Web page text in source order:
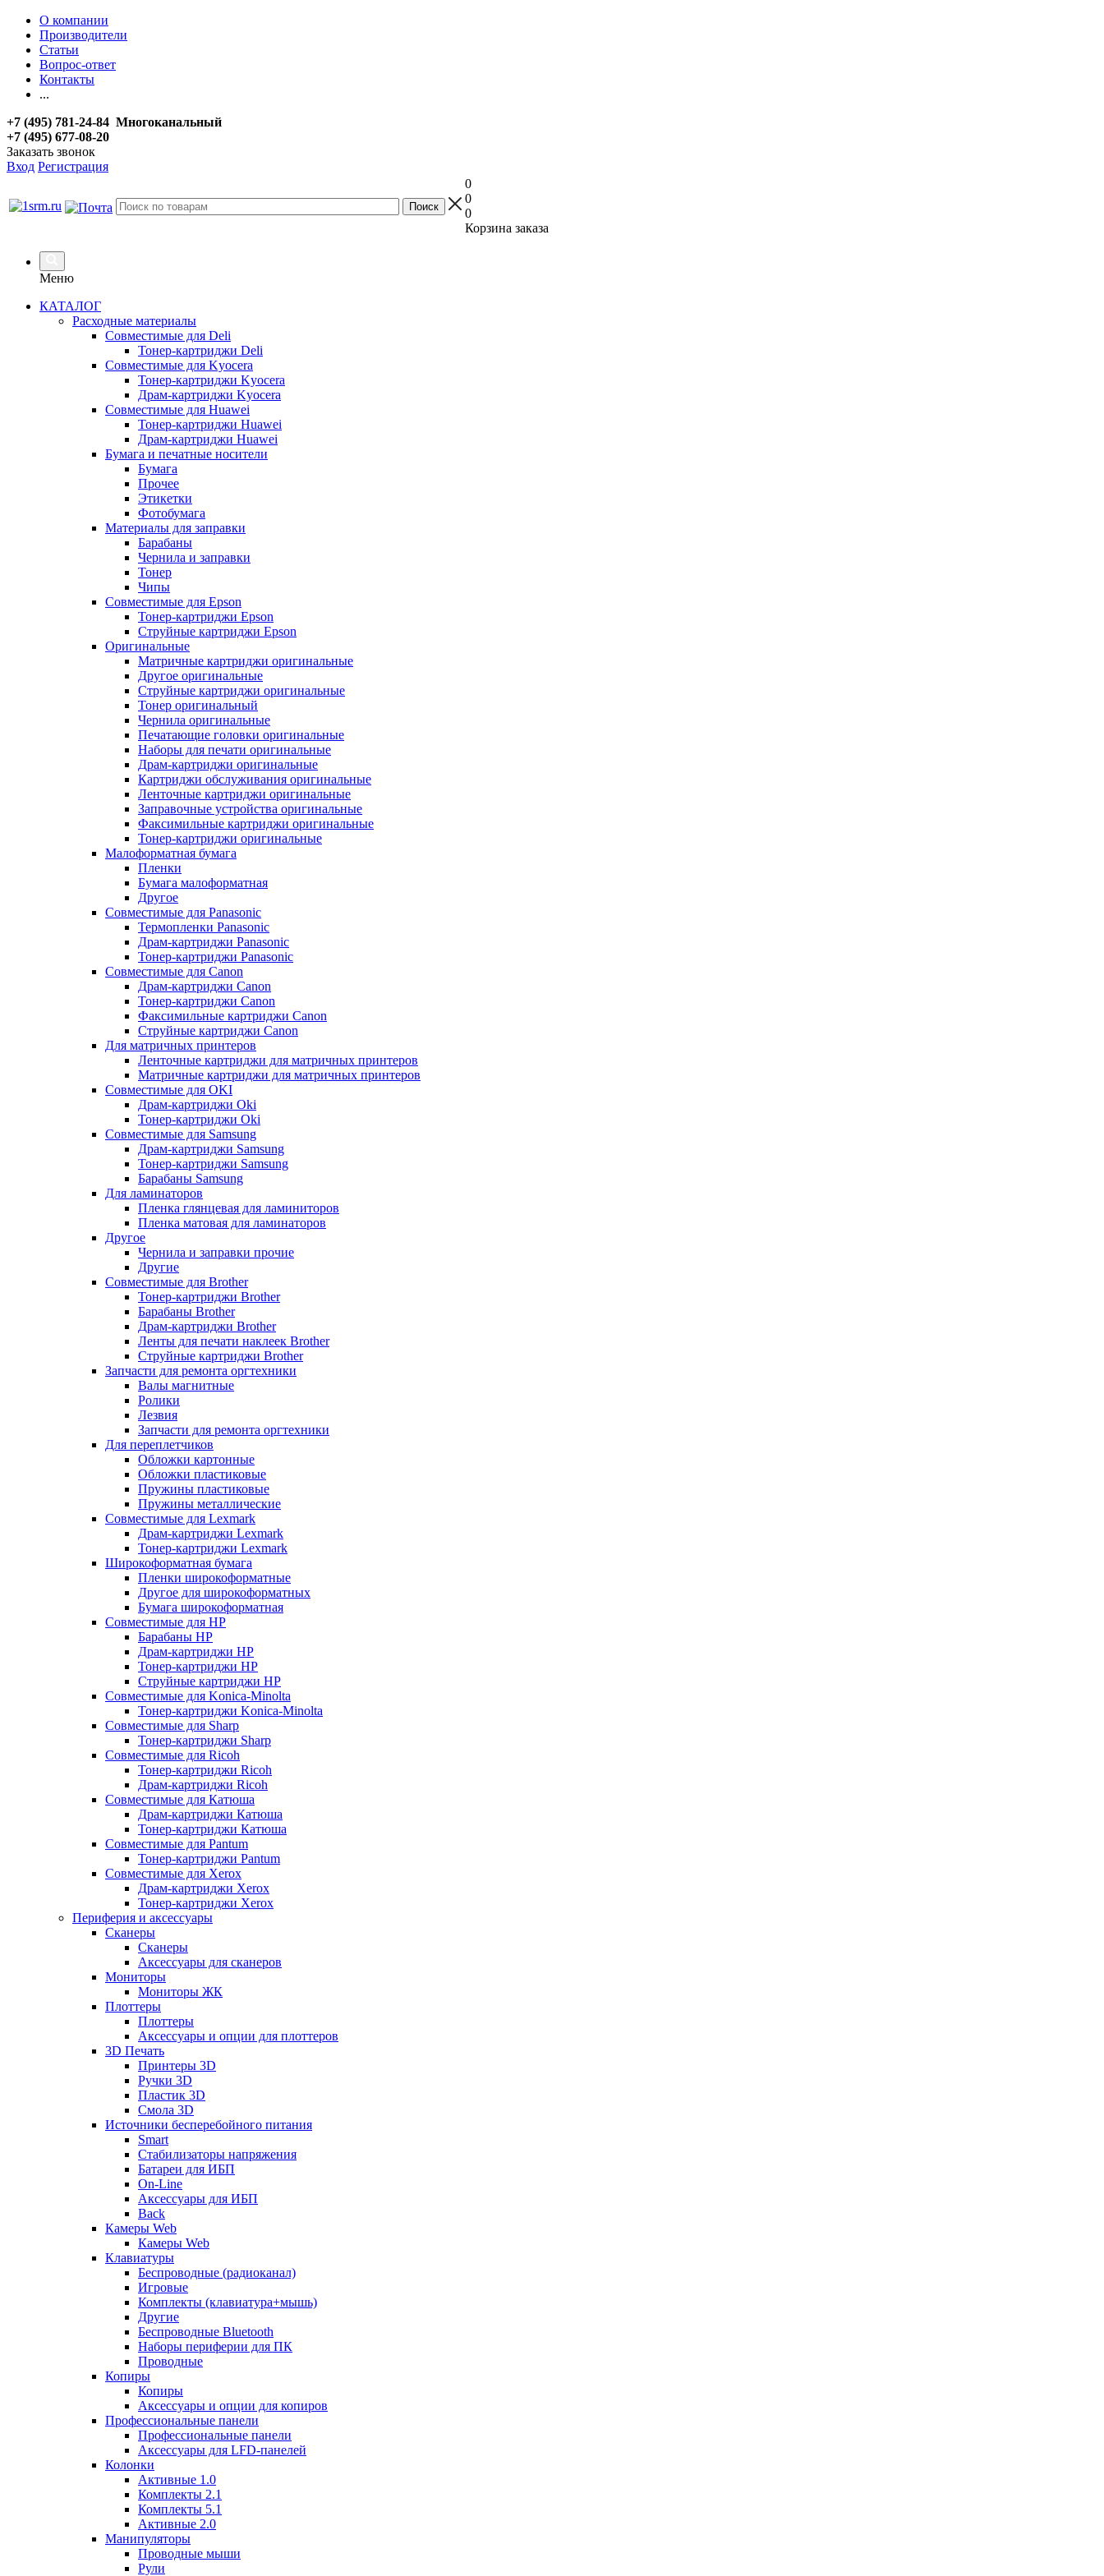
О компании
Производители
Статьи
Вопрос-ответ
Контакты
...
+7 (495) 781-24-84 Многоканальный
+7 (495) 677-08-20
Заказать звонок
Вход Регистрация
0
0
0
Корзина заказа
Меню
КАТАЛОГ
Расходные материалы
Совместимые для Deli
Тонер-картриджи Deli
Совместимые для Kyocera
Тонер-картриджи Kyocera
Драм-картриджи Kyocera
Совместимые для Huawei
Тонер-картриджи Huawei
Драм-картриджи Huawei
Бумага и печатные носители
Бумага
Прочее
Этикетки
Фотобумага
Материалы для заправки
Барабаны
Чернила и заправки
Тонер
Чипы
Совместимые для Epson
Тонер-картриджи Epson
Струйные картриджи Epson
Оригинальные
Матричные картриджи оригинальные
Другое оригинальные
Струйные картриджи оригинальные
Тонер оригинальный
Чернила оригинальные
Печатающие головки оригинальные
Наборы для печати оригинальные
Драм-картриджи оригинальные
Картриджи обслуживания оригинальные
Ленточные картриджи оригинальные
Заправочные устройства оригинальные
Факсимильные картриджи оригинальные
Тонер-картриджи оригинальные
Малоформатная бумага
Пленки
Бумага малоформатная
Другое
Совместимые для Panasonic
Термопленки Panasonic
Драм-картриджи Panasonic
Тонер-картриджи Panasonic
Совместимые для Canon
Драм-картриджи Canon
Тонер-картриджи Canon
Факсимильные картриджи Canon
Струйные картриджи Canon
Для матричных принтеров
Ленточные картриджи для матричных принтеров
Матричные картриджи для матричных принтеров
Совместимые для OKI
Драм-картриджи Oki
Тонер-картриджи Oki
Совместимые для Samsung
Драм-картриджи Samsung
Тонер-картриджи Samsung
Барабаны Samsung
Для ламинаторов
Пленка глянцевая для ламиниторов
Пленка матовая для ламинаторов
Другое
Чернила и заправки прочие
Другие
Совместимые для Brother
Тонер-картриджи Brother
Барабаны Brother
Драм-картриджи Brother
Ленты для печати наклеек Brother
Струйные картриджи Brother
Запчасти для ремонта оргтехники
Валы магнитные
Ролики
Лезвия
Запчасти для ремонта оргтехники
Для переплетчиков
Обложки картонные
Обложки пластиковые
Пружины пластиковые
Пружины металлические
Совместимые для Lexmark
Драм-картриджи Lexmark
Тонер-картриджи Lexmark
Широкоформатная бумага
Пленки широкоформатные
Другое для широкоформатных
Бумага широкоформатная
Совместимые для HP
Барабаны HP
Драм-картриджи HP
Тонер-картриджи HP
Струйные картриджи HP
Совместимые для Konica-Minolta
Тонер-картриджи Konica-Minolta
Совместимые для Sharp
Тонер-картриджи Sharp
Совместимые для Ricoh
Тонер-картриджи Ricoh
Драм-картриджи Ricoh
Совместимые для Катюша
Драм-картриджи Катюша
Тонер-картриджи Катюша
Совместимые для Pantum
Тонер-картриджи Pantum
Совместимые для Xerox
Драм-картриджи Xerox
Тонер-картриджи Xerox
Периферия и аксессуары
Сканеры
Сканеры
Аксессуары для сканеров
Мониторы
Мониторы ЖК
Плоттеры
Плоттеры
Аксессуары и опции для плоттеров
3D Печать
Принтеры 3D
Ручки 3D
Пластик 3D
Смола 3D
Источники бесперебойного питания
Smart
Стабилизаторы напряжения
Батареи для ИБП
On-Line
Аксессуары для ИБП
Back
Камеры Web
Камеры Web
Клавиатуры
Беспроводные (радиоканал)
Игровые
Комплекты (клавиатура+мышь)
Другие
Беспроводные Bluetooth
Наборы периферии для ПК
Проводные
Копиры
Копиры
Аксессуары и опции для копиров
Профессиональные панели
Профессиональные панели
Аксессуары для LFD-панелей
Колонки
Активные 1.0
Комплекты 2.1
Комплекты 5.1
Активные 2.0
Манипуляторы
Проводные мыши
Рули